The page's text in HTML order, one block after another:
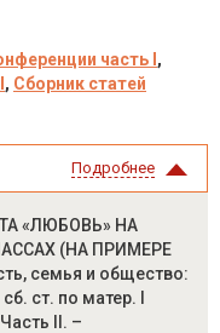
часть I ,
, Сборник статей
Подробнее
«ЛЮБОВЬ» НА
(НА ПРИМЕРЕ
семья и общество:
ст. по матер. I
II. –